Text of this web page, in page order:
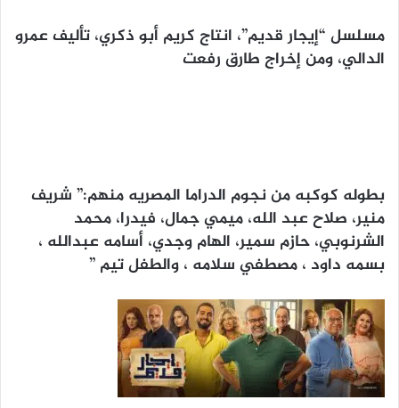
مسلسل “إيجار قديم”، انتاج كريم أبو ذكري، تأليف عمرو
الدالي، ومن إخراج طارق رفعت
بطوله كوكبه من نجوم الدراما المصريه منهم:” شريف
منير، صلاح عبد الله، ميمي جمال، فيدرا، محمد
الشرنوبي، حازم سمير، الهام وجدي، أسامه عبدالله ،
بسمه داود ، مصطفي سلامه ، والطفل تيم ”